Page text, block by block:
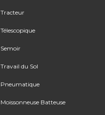
Tracteur
Télescopique
Semoir
Travail du Sol
Pneumatique
Moissonneuse Batteuse